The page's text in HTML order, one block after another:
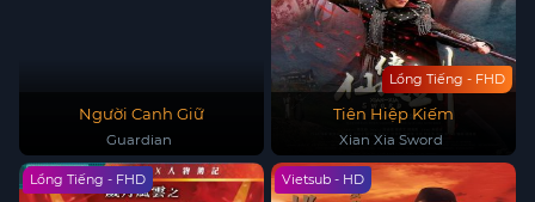
Người Canh Giữ
Guardian
Lồng Tiếng - FHD
Tiên Hiệp Kiếm
Xian Xia Sword
Lồng Tiếng - FHD Vietsub - HD